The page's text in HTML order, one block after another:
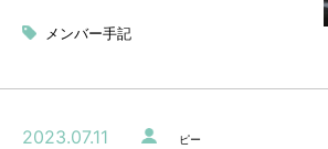
メンバー手記
2023.07.11 ピー